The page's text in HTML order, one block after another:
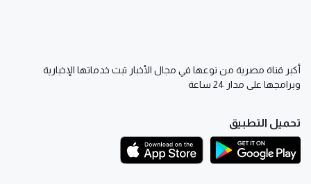
أكبر قناة مصرية من نوعها في مجال الأخبار تبث خدماتها الإخبارية
وبرامجها على مدار 24 ساعة
تحميل التطبيق